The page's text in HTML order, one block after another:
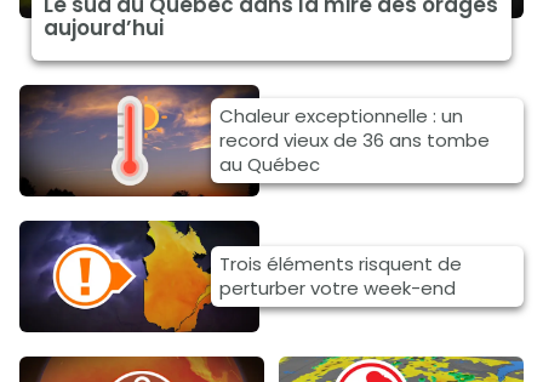
aujourd’hui
Chaleur exceptionnelle : un
record vieux de 36 ans tombe
au Québec
Trois éléments risquent de
perturber votre week-end